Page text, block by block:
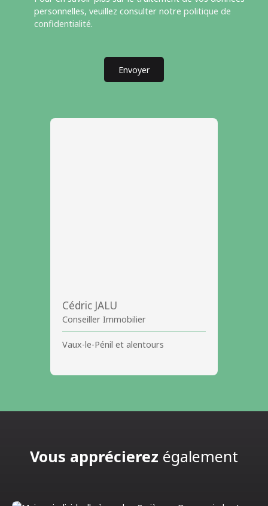
personnelles, veuillez consulter notre politique de
confidentialité.
Envoyer
Cédric JALU
Conseiller Immobilier
Vaux-le-Pénil et alentours
Vous apprécierez également